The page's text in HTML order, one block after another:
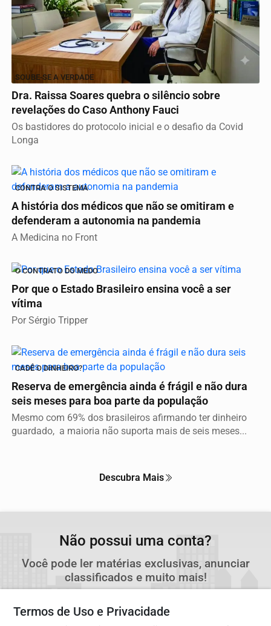
SOUBE-SE A VERDADE
Dra. Raissa Soares quebra o silêncio sobre
revelações do Caso Anthony Fauci
Os bastidores do protocolo inicial e o desafio da Covid
Longa
CONTRA O SISTEMA
A história dos médicos que não se omitiram e
defenderam a autonomia na pandemia
A Medicina no Front
O CONTRATO DO MEDO
Por que o Estado Brasileiro ensina você a ser
vítima
Por Sérgio Tripper
CADÊ O DINHEIRO?
Reserva de emergência ainda é frágil e não dura
seis meses para boa parte da população
Mesmo com 69% dos brasileiros afirmando ter dinheiro
guardado, a maioria não suporta mais de seis meses...
Descubra Mais
Não possui uma conta?
Você pode ler matérias exclusivas, anunciar
classificados e muito mais!
CRIAR MINHA CONTA
Termos de Uso e Privacidade